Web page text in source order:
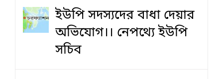
ইউপি সদস্যদের বাধা দেয়ার
অভিযোগ।। নেপথ্যে ইউপি
সচিব